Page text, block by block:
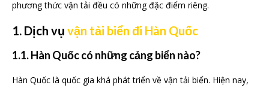
phương thức vận tải đều có những đặc điểm riêng.
1. Dịch vụ vận tải biển đi Hàn Quốc
1.1. Hàn Quốc có những cảng biển nào?
Hàn Quốc là quốc gia khá phát triển về vận tải biển. Hiện nay,